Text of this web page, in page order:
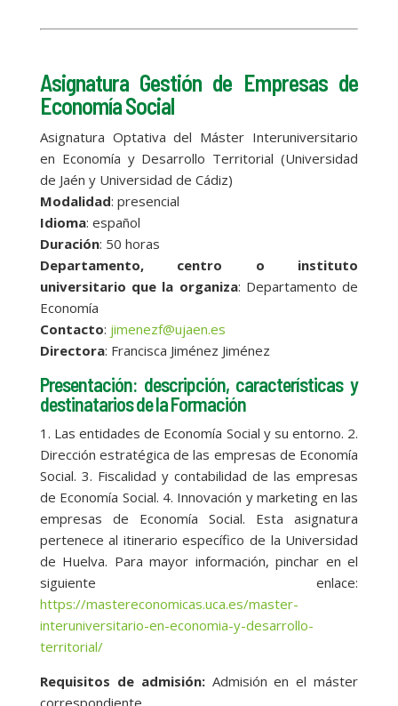
Asignatura Gestión de Empresas de
Economía Social
Asignatura Optativa del Máster Interuniversitario
en Economía y Desarrollo Territorial (Universidad
de Jaén y Universidad de Cádiz)
Modalidad: presencial
Idioma: español
Duración: 50 horas
Departamento, centro o instituto
universitario que la organiza: Departamento de
Economía
Contacto: jimenezf@ujaen.es
Directora: Francisca Jiménez Jiménez
Presentación: descripción, características y
destinatarios de la Formación
1. Las entidades de Economía Social y su entorno. 2.
Dirección estratégica de las empresas de Economía
Social. 3. Fiscalidad y contabilidad de las empresas
de Economía Social. 4. Innovación y marketing en las
empresas de Economía Social. Esta asignatura
pertenece al itinerario específico de la Universidad
de Huelva. Para mayor información, pinchar en el
siguiente enlace:
https://mastereconomicas.uca.es/master-
interuniversitario-en-economia-y-desarrollo-
territorial/
Requisitos de admisión: Admisión en el máster
correspondiente